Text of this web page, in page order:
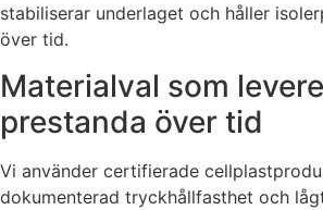
stabiliserar underlaget och håller
över tid.
Materialval som
prestanda över tid
Vi använder certifierade
dokumenterad tryckhållfasthet och